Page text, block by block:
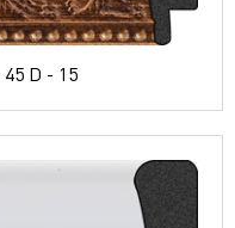
D - 15